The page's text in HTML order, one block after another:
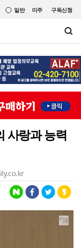
미주 구독신청
일반
사랑과 능력